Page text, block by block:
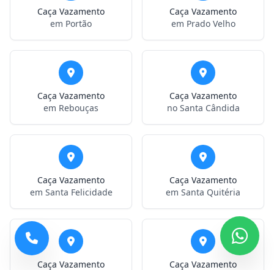
Caça Vazamento
em Portão
Caça Vazamento
em Prado Velho
Caça Vazamento
em Rebouças
Caça Vazamento
no Santa Cândida
Caça Vazamento
em Santa Felicidade
Caça Vazamento
em Santa Quitéria
Caça Vazamento Caça Vazamento